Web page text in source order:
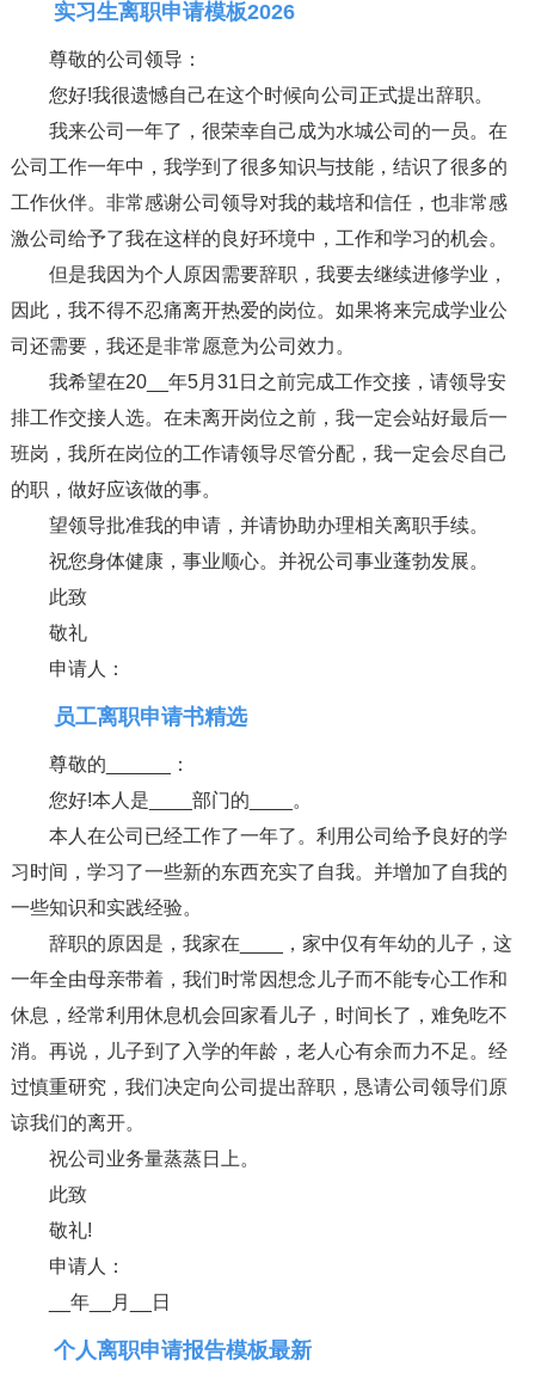
实习生离职申请模板2026
尊敬的公司领导：
您好!我很遗憾自己在这个时候向公司正式提出辞职。
我来公司一年了，很荣幸自己成为水城公司的一员。在
公司工作一年中，我学到了很多知识与技能，结识了很多的
工作伙伴。非常感谢公司领导对我的栽培和信任，也非常感
激公司给予了我在这样的良好环境中，工作和学习的机会。
但是我因为个人原因需要辞职，我要去继续进修学业，
因此，我不得不忍痛离开热爱的岗位。如果将来完成学业公
司还需要，我还是非常愿意为公司效力。
我希望在20__年5月31日之前完成工作交接，请领导安
排工作交接人选。在未离开岗位之前，我一定会站好最后一
班岗，我所在岗位的工作请领导尽管分配，我一定会尽自己
的职，做好应该做的事。
望领导批准我的申请，并请协助办理相关离职手续。
祝您身体健康，事业顺心。并祝公司事业蓬勃发展。
此致
敬礼
申请人：
员工离职申请书精选
尊敬的______：
您好!本人是____部门的____。
本人在公司已经工作了一年了。利用公司给予良好的学
习时间，学习了一些新的东西充实了自我。并增加了自我的
一些知识和实践经验。
辞职的原因是，我家在____，家中仅有年幼的儿子，这
一年全由母亲带着，我们时常因想念儿子而不能专心工作和
休息，经常利用休息机会回家看儿子，时间长了，难免吃不
消。再说，儿子到了入学的年龄，老人心有余而力不足。经
过慎重研究，我们决定向公司提出辞职，恳请公司领导们原
谅我们的离开。
祝公司业务量蒸蒸日上。
此致
敬礼!
申请人：
__年__月__日
个人离职申请报告模板最新